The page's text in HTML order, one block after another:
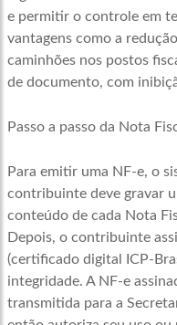
e permitir o controle em
vantagens como a
caminhões nos postos
de documento, com
Passo a passo da Nota
Para emitir uma NF-e, o
contribuinte deve gravar
conteúdo de cada Nota
Depois, o contribuinte
(certificado digital ICP-
integridade. A NF-e
transmitida para a